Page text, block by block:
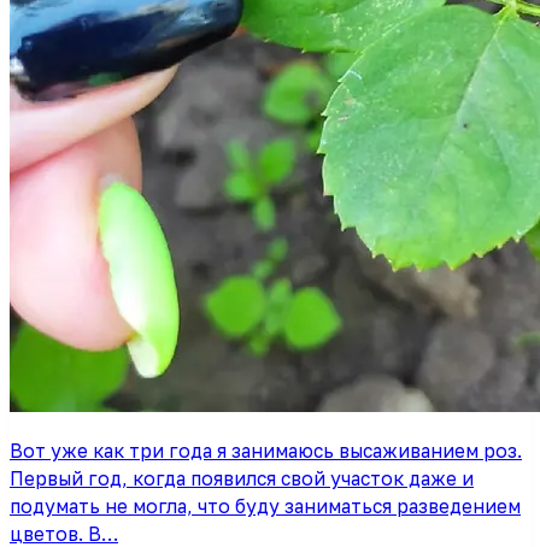
Вот уже как три года я занимаюсь высаживанием роз.
Первый год, когда появился свой участок даже и
подумать не могла, что буду заниматься разведением
цветов. В…